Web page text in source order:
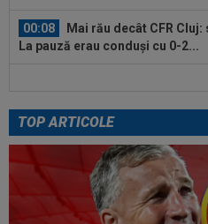
00:08
Mai rău decât CFR
La pauză erau conduși cu 0-2...
Folha,
23:52 EXCLUSIV
Gigi
pe 3.000.000 €”
EXCLUSIV
Lovitură
gata să renunțe la CFR și să
TOP ARTICOLE